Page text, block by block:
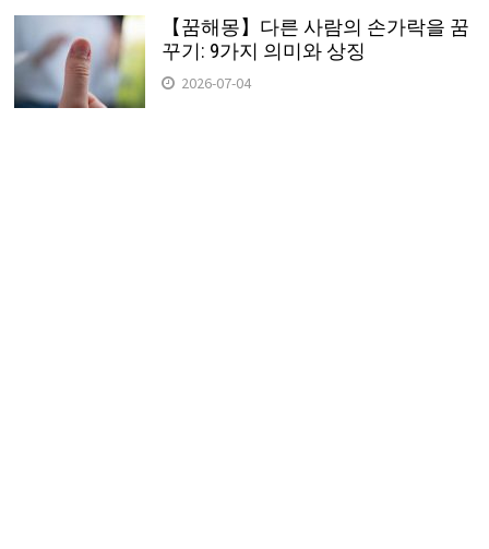
【꿈해몽】다른 사람의 손가락을 꿈
꾸기: 9가지 의미와 상징
2026-07-04